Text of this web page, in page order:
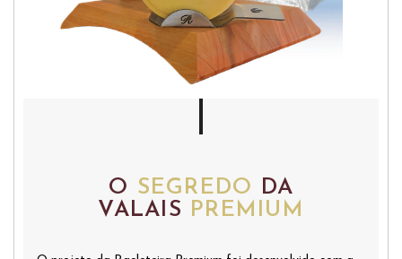
O SEGREDO DA
VALAIS
PREMIUM